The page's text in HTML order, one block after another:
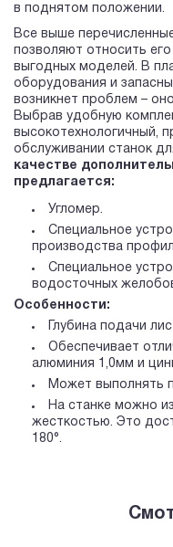
в поднятом положении.
Все выше
позволяют относить
выгодных моделей. В
оборудования и
возникнет проблем –
Выбрав удобную
высокотехнологичный,
обслуживании станок
качестве
предлагается:
Угломер.
Специальное
производства
Специальное
водосточных
Особенности:
Глубина подачи
Обеспечивает
алюминия 1,0мм и
Может выполнять
На станке можно
жесткостью. Это
180°.